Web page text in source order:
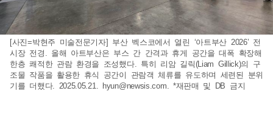
[사진=박현주 미술전문기자] 부산 벡스코에서 열린 ‘아트부산 2026’ 전
시장 전경. 올해 아트부산은 부스 간 간격과 휴게 공간을 대폭 확장해
한층 쾌적한 관람 환경을 조성했다. 특히 리암 길릭(Liam Gillick)의 구
조물 작품을 활용한 휴식 공간이 관람객 체류를 유도하며 세련된 분위
기를 더했다. 2025.05.21. hyun@newsis.com. *재판매 및 DB 금지